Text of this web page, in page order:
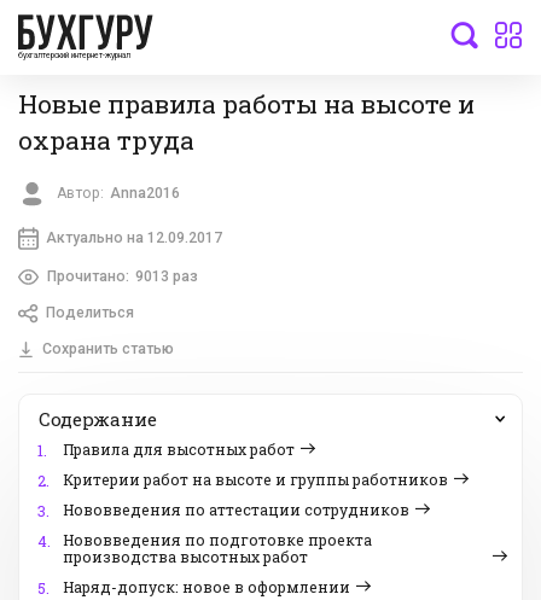
бухгалтерский интернет-журнал
Новые правила работы на высоте и
охрана труда
Автор: Anna2016
Актуально на 12.09.2017
Прочитано: 9013 раз
Поделиться
Сохранить статью
Содержание
1.
Правила для высотных работ
2.
Критерии работ на высоте и группы работников
3.
Нововведения по аттестации сотрудников
4.
Нововведения по подготовке проекта
производства высотных работ
5.
Наряд-допуск: новое в оформлении